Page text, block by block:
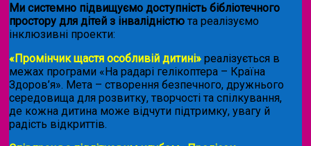
Ми системно підвищуємо доступність бібліотечного
простору для дітей з інвалідністю та реалізуємо
інклюзивні проекти:
«Промінчик щастя особливій дитині» реалізується в
межах програми «На радарі гелікоптера – Країна
Здоров’я». Мета – створення безпечного, дружнього
середовища для розвитку, творчості та спілкування,
де кожна дитина може відчути підтримку, увагу й
радість відкриттів.